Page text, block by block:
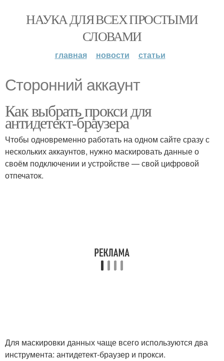
НАУКА ДЛЯ ВСЕХ ПРОСТЫМИ
СЛОВАМИ
главная новости статьи
Сторонний аккаунт
Как выбрать прокси для
антидетект-браузера
Чтобы одновременно работать на одном сайте сразу с
нескольких аккаунтов, нужно маскировать данные о
своём подключении и устройстве — свой цифровой
отпечаток.
Для маскировки данных чаще всего используются два
инструмента: антидетект-браузер и прокси.